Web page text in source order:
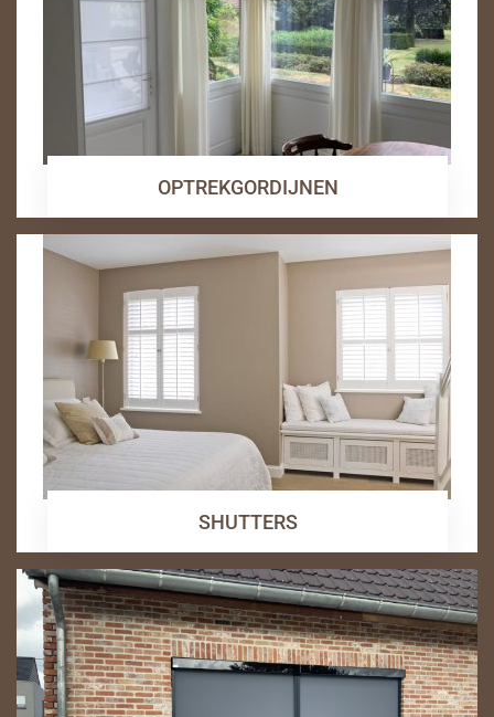
OPTREKGORDIJNEN
SHUTTERS